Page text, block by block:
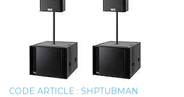
CODE ARTICLE : SHPTUBMAN